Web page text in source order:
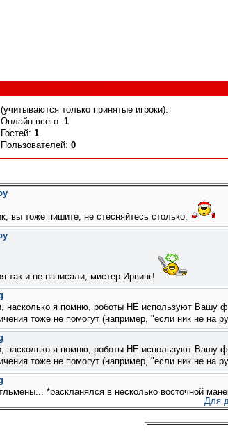
(учитываются только принятые игроки):
Онлайн всего: 1
Гостей: 1
Пользователей: 0
Для